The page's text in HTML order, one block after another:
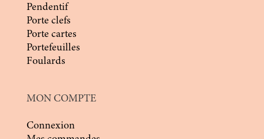
Pendentif
Porte clefs
Porte cartes
Portefeuilles
Foulards
MON COMPTE
Connexion